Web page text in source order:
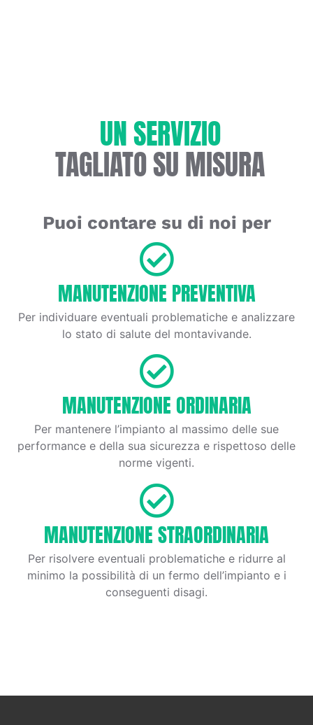
UN SERVIZIO
TAGLIATO SU MISURA
Puoi contare su di noi per
MANUTENZIONE PREVENTIVA
Per individuare eventuali problematiche e analizzare
lo stato di salute del montavivande.
MANUTENZIONE ORDINARIA
Per mantenere l’impianto al massimo delle sue
performance e della sua sicurezza e rispettoso delle
norme vigenti.
MANUTENZIONE STRAORDINARIA
Per risolvere eventuali problematiche e ridurre al
minimo la possibilità di un fermo dell’impianto e i
conseguenti disagi.